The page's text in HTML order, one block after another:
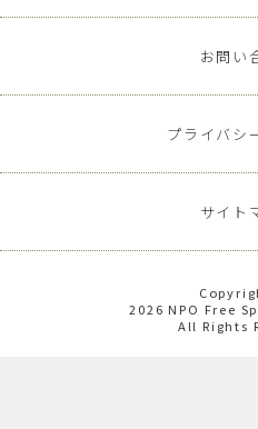
お問い
プライバシ
サイト
2026 NPO Free
All Rights